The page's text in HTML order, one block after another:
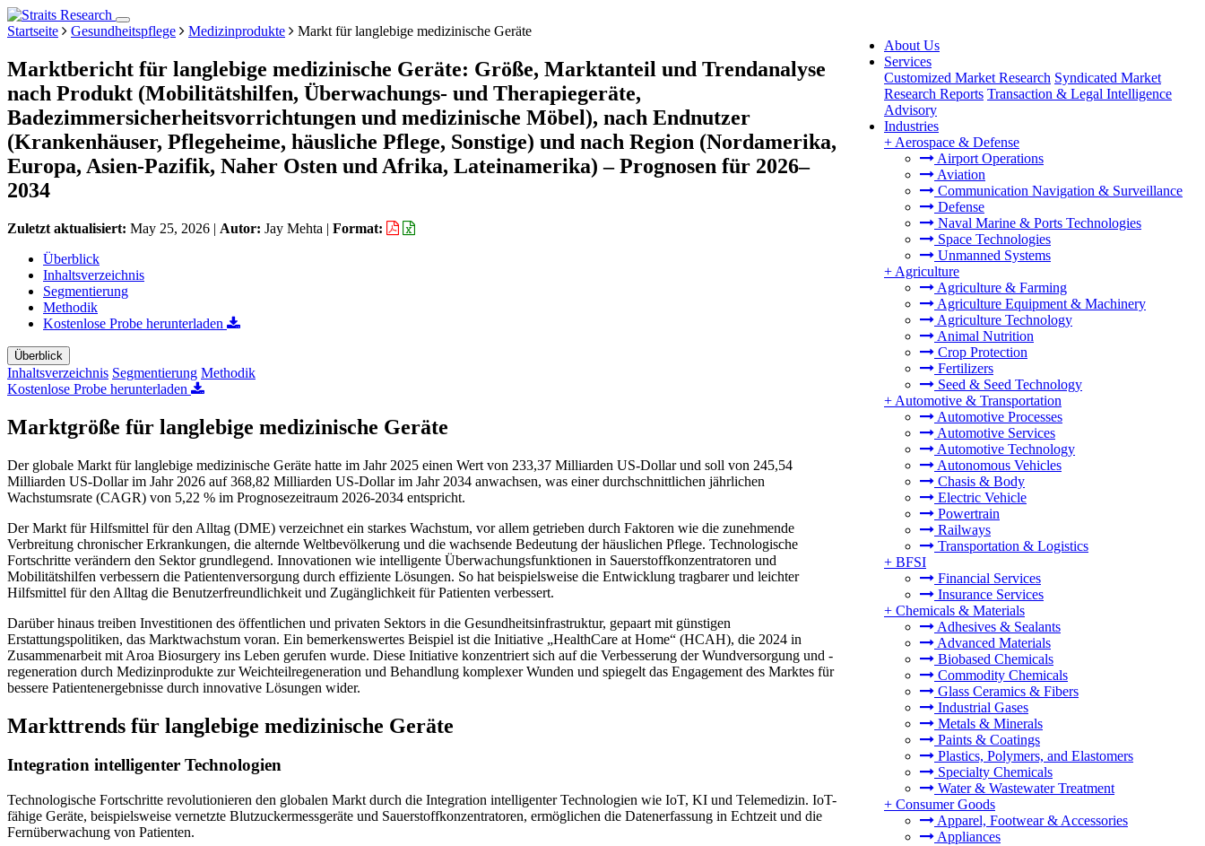
About Us
Services
Customized Market Research Syndicated Market
Research Reports Transaction & Legal Intelligence
Advisory
Industries
+ Aerospace & Defense
Airport Operations
Aviation
Communication Navigation & Surveillance
Defense
Naval Marine & Ports Technologies
Space Technologies
Unmanned Systems
+ Agriculture
Agriculture & Farming
Agriculture Equipment & Machinery
Agriculture Technology
Animal Nutrition
Crop Protection
Fertilizers
Seed & Seed Technology
+ Automotive & Transportation
Automotive Processes
Automotive Services
Automotive Technology
Autonomous Vehicles
Chasis & Body
Electric Vehicle
Powertrain
Railways
Transportation & Logistics
+ BFSI
Financial Services
Insurance Services
+ Chemicals & Materials
Adhesives & Sealants
Advanced Materials
Biobased Chemicals
Commodity Chemicals
Glass Ceramics & Fibers
Industrial Gases
Metals & Minerals
Paints & Coatings
Plastics, Polymers, and Elastomers
Specialty Chemicals
Water & Wastewater Treatment
+ Consumer Goods
Apparel, Footwear & Accessories
Appliances
Startseite Gesundheitspflege Medizinprodukte Markt für langlebige medizinische Geräte
Marktbericht für langlebige medizinische Geräte: Größe, Marktanteil und Trendanalyse
nach Produkt (Mobilitätshilfen, Überwachungs- und Therapiegeräte,
Badezimmersicherheitsvorrichtungen und medizinische Möbel), nach Endnutzer
(Krankenhäuser, Pflegeheime, häusliche Pflege, Sonstige) und nach Region (Nordamerika,
Europa, Asien-Pazifik, Naher Osten und Afrika, Lateinamerika) – Prognosen für 2026–
2034
Zuletzt aktualisiert: May 25, 2026 | Autor: Jay Mehta | Format:
Überblick
Inhaltsverzeichnis
Segmentierung
Methodik
Kostenlose Probe herunterladen
Überblick
Inhaltsverzeichnis Segmentierung Methodik
Kostenlose Probe herunterladen
Marktgröße für langlebige medizinische Geräte
Der globale Markt für langlebige medizinische Geräte hatte im Jahr 2025 einen Wert von 233,37 Milliarden US-Dollar und soll von 245,54
Milliarden US-Dollar im Jahr 2026 auf 368,82 Milliarden US-Dollar im Jahr 2034 anwachsen, was einer durchschnittlichen jährlichen
Wachstumsrate (CAGR) von 5,22 % im Prognosezeitraum 2026-2034 entspricht.
Der Markt für Hilfsmittel für den Alltag (DME) verzeichnet ein starkes Wachstum, vor allem getrieben durch Faktoren wie die zunehmende
Verbreitung chronischer Erkrankungen, die alternde Weltbevölkerung und die wachsende Bedeutung der häuslichen Pflege. Technologische
Fortschritte verändern den Sektor grundlegend. Innovationen wie intelligente Überwachungsfunktionen in Sauerstoffkonzentratoren und
Mobilitätshilfen verbessern die Patientenversorgung durch effiziente Lösungen. So hat beispielsweise die Entwicklung tragbarer und leichter
Hilfsmittel für den Alltag die Benutzerfreundlichkeit und Zugänglichkeit für Patienten verbessert.
Darüber hinaus treiben Investitionen des öffentlichen und privaten Sektors in die Gesundheitsinfrastruktur, gepaart mit günstigen
Erstattungspolitiken, das Marktwachstum voran. Ein bemerkenswertes Beispiel ist die Initiative „HealthCare at Home“ (HCAH), die 2024 in
Zusammenarbeit mit Aroa Biosurgery ins Leben gerufen wurde. Diese Initiative konzentriert sich auf die Verbesserung der Wundversorgung und -
regeneration durch Medizinprodukte zur Weichteilregeneration und Behandlung komplexer Wunden und spiegelt das Engagement des Marktes für
bessere Patientenergebnisse durch innovative Lösungen wider.
Markttrends für langlebige medizinische Geräte
Integration intelligenter Technologien
Technologische Fortschritte revolutionieren den globalen Markt durch die Integration intelligenter Technologien wie IoT, KI und Telemedizin. IoT-
fähige Geräte, beispielsweise vernetzte Blutzuckermessgeräte und Sauerstoffkonzentratoren, ermöglichen die Datenerfassung in Echtzeit und die
Fernüberwachung von Patienten.